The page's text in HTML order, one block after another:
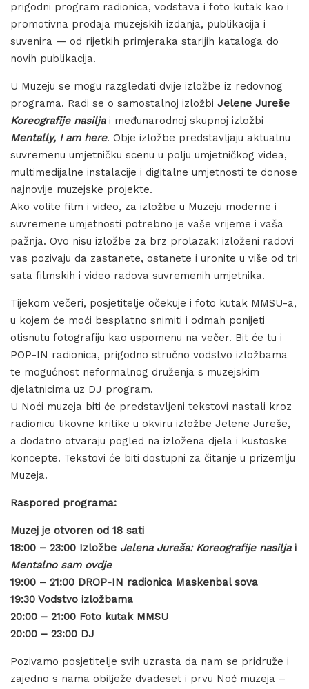
prigodni program radionica, vodstava i foto kutak kao i
promotivna prodaja muzejskih izdanja, publikacija i
suvenira — od rijetkih primjeraka starijih kataloga do
novih publikacija.
U Muzeju se mogu razgledati dvije izložbe iz redovnog
programa. Radi se o samostalnoj izložbi Jelene Jureše
Koreografije nasiljai međunarodnoj skupnoj izložbi
Mentally, I am here. Obje izložbe predstavljaju aktualnu
suvremenu umjetničku scenu u polju umjetničkog videa,
multimedijalne instalacije i digitalne umjetnosti te donose
najnovije muzejske projekte.
Ako volite film i video, za izložbe u Muzeju moderne i
suvremene umjetnosti potrebno je vaše vrijeme i vaša
pažnja. Ovo nisu izložbe za brz prolazak: izloženi radovi
vas pozivaju da zastanete, ostanete i uronite u više od tri
sata filmskih i video radova suvremenih umjetnika.
Tijekom večeri, posjetitelje očekuje i foto kutak MMSU-a,
u kojem će moći besplatno snimiti i odmah ponijeti
otisnutu fotografiju kao uspomenu na večer. Bit će tu i
POP-IN radionica, prigodno stručno vodstvo izložbama
te mogućnost neformalnog druženja s muzejskim
djelatnicima uz DJ program.
U Noći muzeja biti će predstavljeni tekstovi nastali kroz
radionicu likovne kritike u okviru izložbe Jelene Jureše,
a dodatno otvaraju pogled na izložena djela i kustoske
koncepte. Tekstovi će biti dostupni za čitanje u prizemlju
Muzeja.
Raspored programa:
Muzej je otvoren od 18 sati
18:00 – 23:00 Izložbe Jelena Jureša: Koreografije nasiljai
Mentalno sam ovdje
19:00 – 21:00 DROP-IN radionica Maskenbal sova
19:30 Vodstvo izložbama
20:00 – 21:00 Foto kutak MMSU
20:00 – 23:00 DJ
Pozivamo posjetitelje svih uzrasta da nam se pridruže i
zajedno s nama obilježe dvadeset i prvu Noć muzeja –